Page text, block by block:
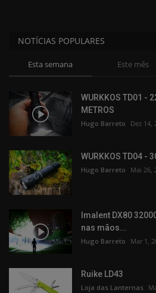
NOTÍCIAS POPULARES
Esta semana Este mês
WURKKOS TD01 -
METROS
Hugo Barreto Dez 14,
WURKKOS TD04 -
Hugo Barreto Mai 26,
Imalent DX80
nas mãos...
Hugo Barreto Mar 1,
Ruike LD43
Loja das Lanternas